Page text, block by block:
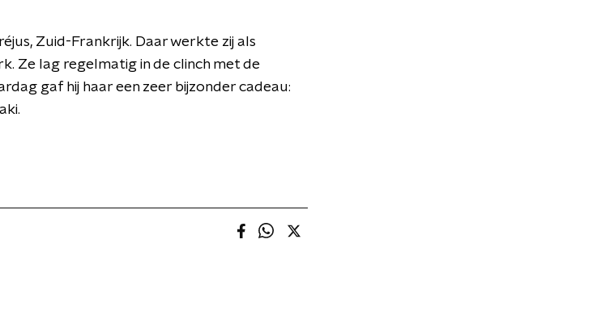
Zuid-Frankrijk. Daar werkte zij als
Ze lag regelmatig in de clinch met de
gaf hij haar een zeer bijzonder cadeau: